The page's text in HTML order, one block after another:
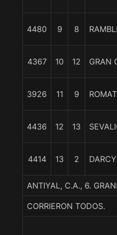
4480 9 8
4367 10 12 GRAN
3926 11 9
4436 12 13
4414 13 2
ANTIYAL, C.A., 6.
CORRIERON TODOS.